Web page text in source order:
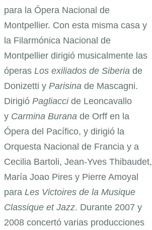
para la Ópera Nacional de
Montpellier. Con esta misma casa y
la Filarmónica Nacional de
Montpellier dirigió musicalmente las
óperas Los exiliados de Siberia de
Donizetti y Parisina de Mascagni.
Dirigió Pagliaccide Leoncavallo
y Carmina Burana de Orff en la
Ópera del Pacífico, y dirigió la
Orquesta Nacional de Francia y a
Cecilia Bartoli, Jean-Yves Thibaudet,
María Joao Pires y Pierre Amoyal
para Les Victoires de la Musique
Classique et Jazz. Durante 2007 y
2008 concertó varias producciones